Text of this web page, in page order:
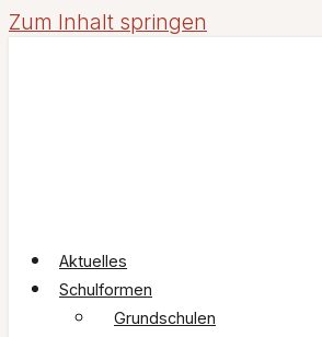
Zum Inhalt springen
Aktuelles
Schulformen
Grundschulen